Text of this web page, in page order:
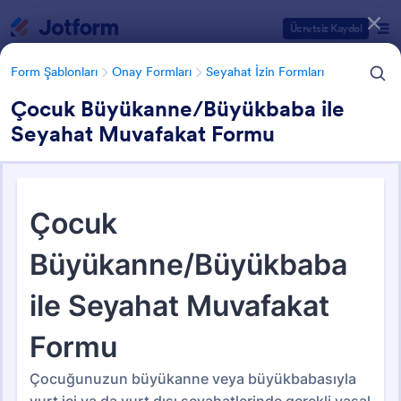
Ücretsiz Kaydol
Form Şablonları Onay Formları Seyahat İzin Formları
Çocuk Büyükanne/Büyükbaba ile
Seyahat Muvafakat Formu
Seyahat İzin Formları
11 Şablon
Form Şablonu Kategorileri